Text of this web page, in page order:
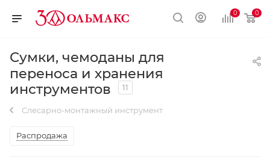
0 0
Сумки, чемоданы для
переноса и хранения
инструментов
11
Слесарно-монтажный инструмент
Распродажа